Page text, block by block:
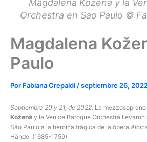
Magdalena Kozena y la
Orchestra en Sao Paulo ©
Magdalena
Paulo
Por Fabiana Crepaldi /septiembre 26,
Septiembre 20 y 21, de 2022. La
Kožená y la Venice Baroque Orchestra
São Paulo a la heroína trágica de la ópera
Händel (1685-1759).